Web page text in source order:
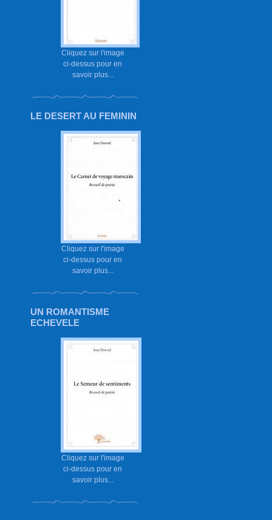
Cliquez sur l'image
ci-dessus pour en
savoir plus...
LE DESERT AU FEMININ
Cliquez sur l'image
ci-dessus pour en
savoir plus...
UN ROMANTISME
ECHEVELE
Cliquez sur l'image
ci-dessus pour en
savoir plus...